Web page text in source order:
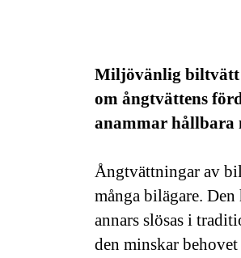
Miljövänlig biltvätt
om ångtvättens
anammar hållbara
Ångtvättningar av
många bilägare.
annars slösas i
den minskar